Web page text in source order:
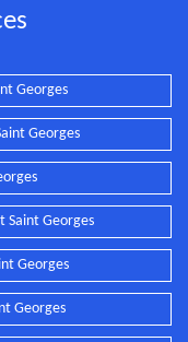
Georges
Georges
Saint Georges
Georges
Georges